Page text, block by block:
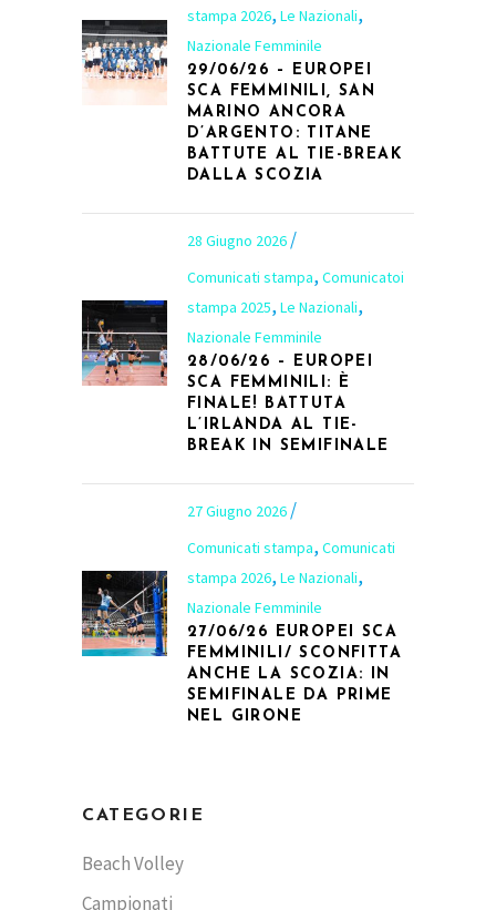
stampa 2026, Le Nazionali,
Nazionale Femminile
29/06/26 – EUROPEI
SCA FEMMINILI, SAN
MARINO ANCORA
D’ARGENTO: TITANE
BATTUTE AL TIE-BREAK
DALLA SCOZIA
28 Giugno 2026
Comunicati stampa, Comunicatoi
stampa 2025, Le Nazionali,
Nazionale Femminile
28/06/26 – EUROPEI
SCA FEMMINILI: È
FINALE! BATTUTA
L’IRLANDA AL TIE-
BREAK IN SEMIFINALE
27 Giugno 2026
Comunicati stampa, Comunicati
stampa 2026, Le Nazionali,
Nazionale Femminile
27/06/26 EUROPEI SCA
FEMMINILI/ SCONFITTA
ANCHE LA SCOZIA: IN
SEMIFINALE DA PRIME
NEL GIRONE
CATEGORIE
Beach Volley
Campionati